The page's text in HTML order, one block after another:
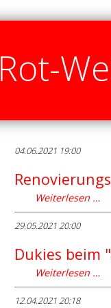
Rot-
04.06.2021 19:00
Weiterlesen …
29.05.2021 20:00
Dukies beim
Weiterlesen …
12.04.2021 20:18